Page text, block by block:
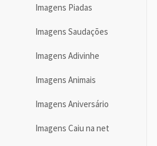
Imagens Piadas
Imagens Saudações
Imagens Adivinhe
Imagens Animais
Imagens Aniversário
Imagens Caiu na net